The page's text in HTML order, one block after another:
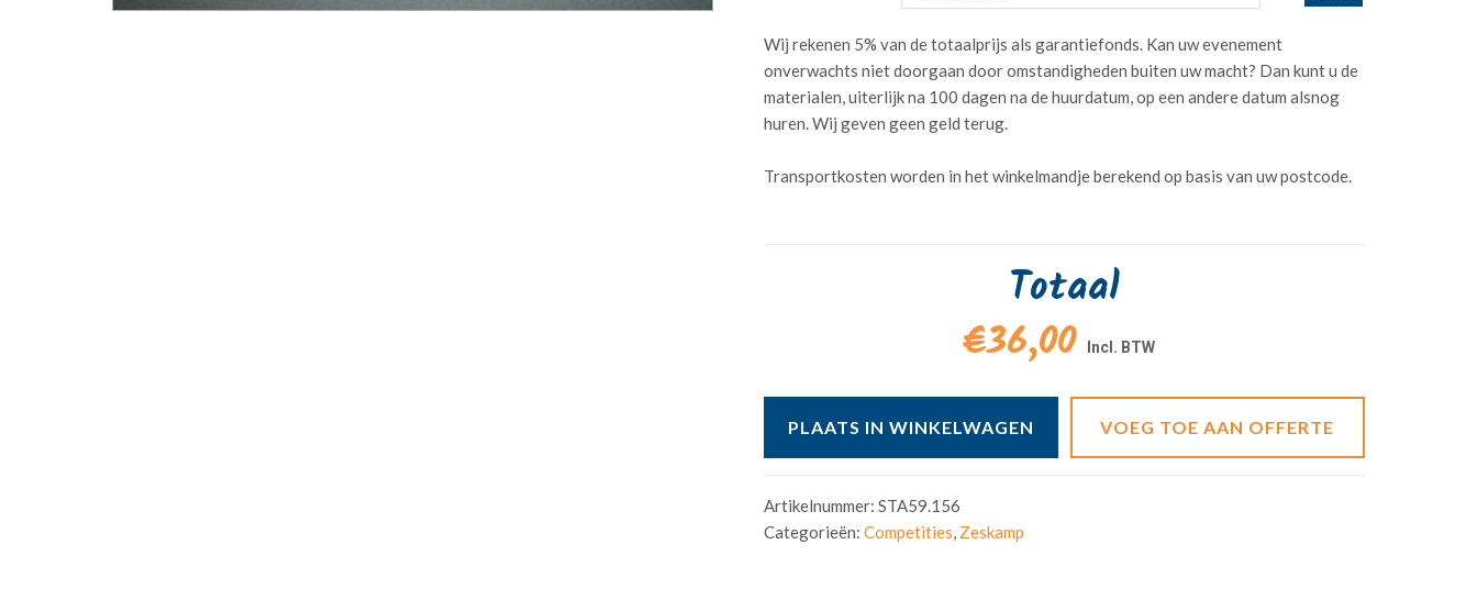
Wij rekenen 5% van de totaalprijs als garantiefonds. Kan uw evenement
onverwachts niet doorgaan door omstandigheden buiten uw macht? Dan kunt u de
materialen, uiterlijk na 100 dagen na de huurdatum, op een andere datum alsnog
huren. Wij geven geen geld terug.
Transportkosten worden in het winkelmandje berekend op basis van uw postcode.
Totaal
€36,00
PLAATS IN WINKELWAGEN VOEG TOE AAN OFFERTE
Artikelnummer: STA59.156
Categorieën: Competities, Zeskamp